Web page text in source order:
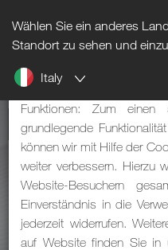
Wählen Sie ein anderes
Standort zu sehen und
Italy
Hinweis zu Cookies
Unsere Webseite
Funktionen: Zum
grundlegende
können wir mit Hilfe der
weiter verbessern. Hierzu
Website-Besuchern
Einverständnis in die
jederzeit widerrufen.
auf Website finden Sie in